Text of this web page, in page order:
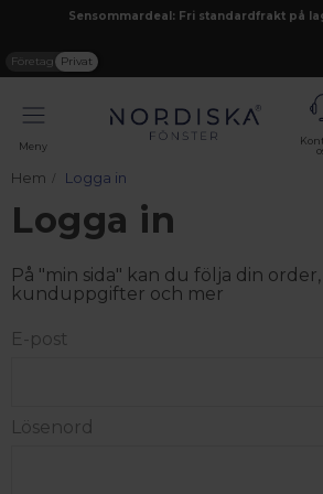
Sensommardeal: Fri standardfrakt på
Företag Privat
Meny
Hem Logga in
Logga in
På "min sida" kan du följa din
kunduppgifter och mer
E-post
Lösenord